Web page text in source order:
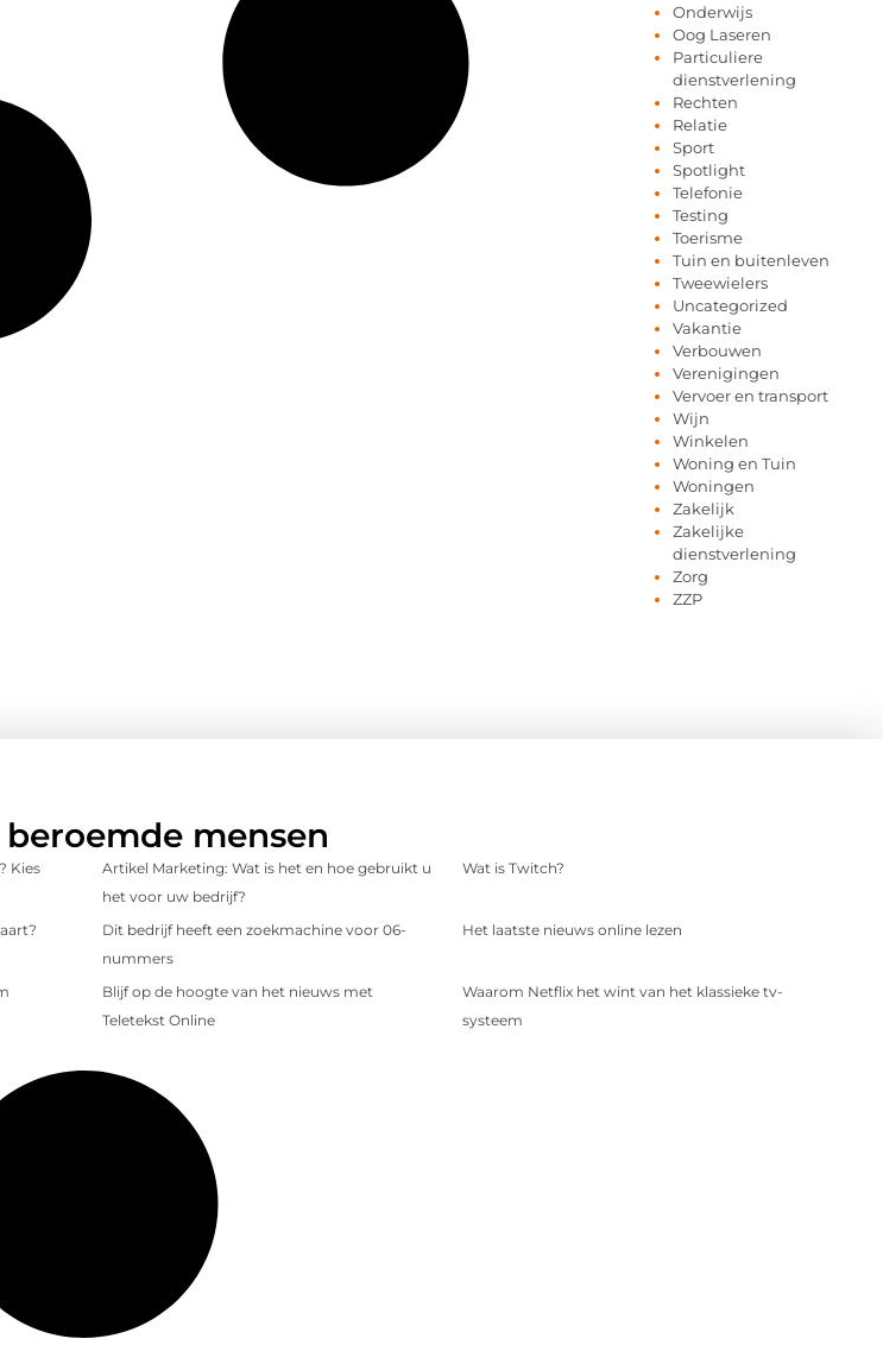
Onderwijs
Oog Laseren
Particuliere
dienstverlening
Rechten
Relatie
Sport
Spotlight
Telefonie
Testing
Toerisme
Tuin en buitenleven
Tweewielers
Uncategorized
Vakantie
Verbouwen
Verenigingen
Vervoer en transport
Wijn
Winkelen
Woning en Tuin
Woningen
Zakelijk
Zakelijke
dienstverlening
Zorg
ZZP
beroemde mensen
Kies
Artikel Marketing: Wat is het en hoe gebruikt u
het voor uw bedrijf?
Wat is Twitch?
Dit bedrijf heeft een zoekmachine voor 06-
nummers
Het laatste nieuws online lezen
Blijf op de hoogte van het nieuws met
Teletekst Online
Waarom Netflix het wint van het klassieke tv-
systeem